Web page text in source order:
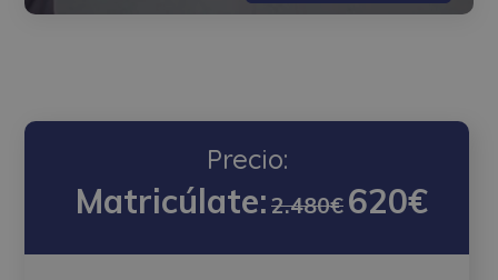
Precio:
Matricúlate:2.480€ 620€